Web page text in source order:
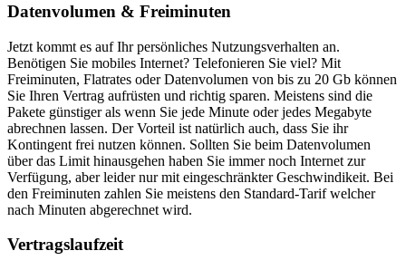
Datenvolumen & Freiminuten
Jetzt kommt es auf Ihr persönliches Nutzungsverhalten an.
Benötigen Sie mobiles Internet? Telefonieren Sie viel? Mit
Freiminuten, Flatrates oder Datenvolumen von bis zu 20 Gb können
Sie Ihren Vertrag aufrüsten und richtig sparen. Meistens sind die
Pakete günstiger als wenn Sie jede Minute oder jedes Megabyte
abrechnen lassen. Der Vorteil ist natürlich auch, dass Sie ihr
Kontingent frei nutzen können. Sollten Sie beim Datenvolumen
über das Limit hinausgehen haben Sie immer noch Internet zur
Verfügung, aber leider nur mit eingeschränkter Geschwindikeit. Bei
den Freiminuten zahlen Sie meistens den Standard-Tarif welcher
nach Minuten abgerechnet wird.
Vertragslaufzeit